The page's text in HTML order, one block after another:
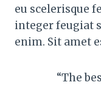
eu scelerisque
integer feugiat
enim. Sit amet
“The